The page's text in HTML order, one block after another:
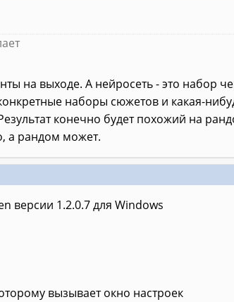
на выходе. А нейросеть - это набор
наборы сюжетов и какая-
конечно будет похожий на
а рандом может.
версии 1.2.0.7 для Windows
вызывает окно настроек